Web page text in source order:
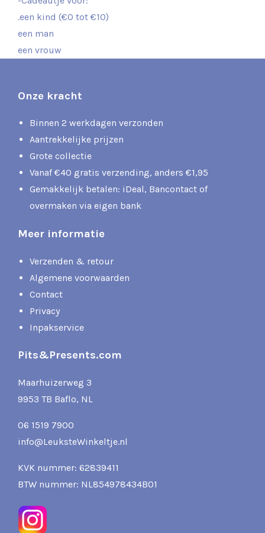
.een kind (€0 tot €10)
een man
een vrouw
Onze kracht
Binnen 2 werkdagen verzonden
Aantrekkelijke prijzen
Grote collectie
Vanaf €40 gratis verzending, anders €1,95
Gemakkelijk betalen: iDeal, Bancontact of
overmaken via eigen bank
Meer informatie
Verzenden & retour
Algemene voorwaarden
Contact
Privacy
Inpakservice
Pits&Presents.com
Maarhuizerweg 3
9953 TB Baflo, NL
06 1519 7900
info@LeuksteWinkeltje.nl
KVK nummer: 62839411
BTW nummer: NL854978434B01